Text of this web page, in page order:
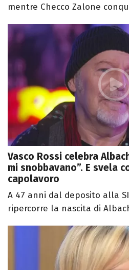
mentre Checco Zalone
Vasco Rossi celebra
mi snobbavano”. E svela
capolavoro
A 47 anni dal deposito alla
ripercorre la nascita di